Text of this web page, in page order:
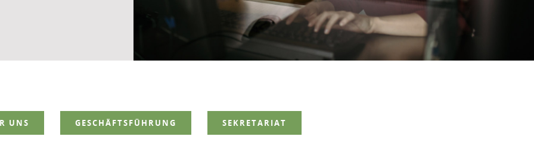
UNS GESCHÄFTSFÜHRUNG SEKRETARIAT